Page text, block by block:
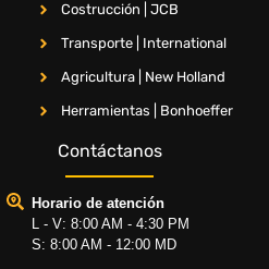
Costrucción | JCB
Transporte | International
Agricultura | New Holland
Herramientas | Bonhoeffer
Contáctanos
Horario de atención
L - V: 8:00 AM - 4:30 PM
S: 8:00 AM - 12:00 MD